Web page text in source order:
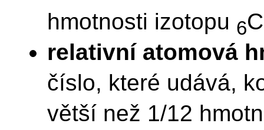
hmotnosti izotopu 6C
relativní atomová
číslo, které udává,
větší než 1/12